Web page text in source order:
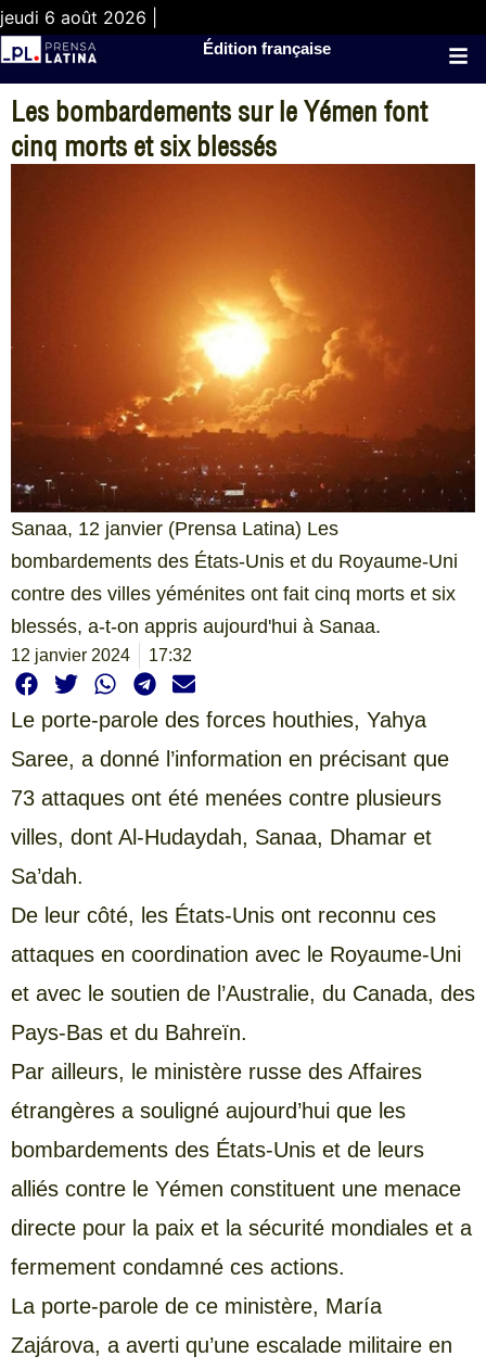
jeudi 6 août 2026 |
Édition française
Les bombardements sur le Yémen font
cinq morts et six blessés
Sanaa, 12 janvier (Prensa Latina) Les
bombardements des États-Unis et du Royaume-Uni
contre des villes yéménites ont fait cinq morts et six
blessés, a-t-on appris aujourd'hui à Sanaa.
12 janvier 2024 17:32
Le porte-parole des forces houthies, Yahya
Saree, a donné l’information en précisant que
73 attaques ont été menées contre plusieurs
villes, dont Al-Hudaydah, Sanaa, Dhamar et
Sa’dah.
De leur côté, les États-Unis ont reconnu ces
attaques en coordination avec le Royaume-Uni
et avec le soutien de l’Australie, du Canada, des
Pays-Bas et du Bahreïn.
Par ailleurs, le ministère russe des Affaires
étrangères a souligné aujourd’hui que les
bombardements des États-Unis et de leurs
alliés contre le Yémen constituent une menace
directe pour la paix et la sécurité mondiales et a
fermement condamné ces actions.
La porte-parole de ce ministère, María
Zajárova, a averti qu’une escalade militaire en